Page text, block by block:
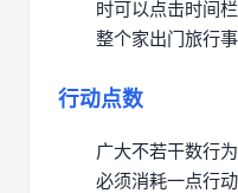
时可以点击时间
整个家出门旅行
行动点数
广大不若干数行
必须消耗一点行动